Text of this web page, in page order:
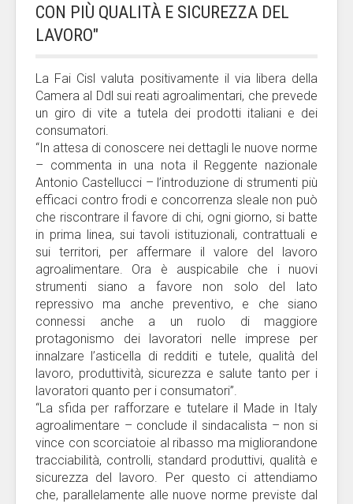
CON PIÙ QUALITÀ E SICUREZZA DEL
LAVORO"
La Fai Cisl valuta positivamente il via libera della
Camera al Ddl sui reati agroalimentari, che prevede
un giro di vite a tutela dei prodotti italiani e dei
consumatori.
“In attesa di conoscere nei dettagli le nuove norme
– commenta in una nota il Reggente nazionale
Antonio Castellucci – l’introduzione di strumenti più
efficaci contro frodi e concorrenza sleale non può
che riscontrare il favore di chi, ogni giorno, si batte
in prima linea, sui tavoli istituzionali, contrattuali e
sui territori, per affermare il valore del lavoro
agroalimentare. Ora è auspicabile che i nuovi
strumenti siano a favore non solo del lato
repressivo ma anche preventivo, e che siano
connessi anche a un ruolo di maggiore
protagonismo dei lavoratori nelle imprese per
innalzare l’asticella di redditi e tutele, qualità del
lavoro, produttività, sicurezza e salute tanto per i
lavoratori quanto per i consumatori”.
“La sfida per rafforzare e tutelare il Made in Italy
agroalimentare – conclude il sindacalista – non si
vince con scorciatoie al ribasso ma migliorandone
tracciabilità, controlli, standard produttivi, qualità e
sicurezza del lavoro. Per questo ci attendiamo
che, parallelamente alle nuove norme previste dal